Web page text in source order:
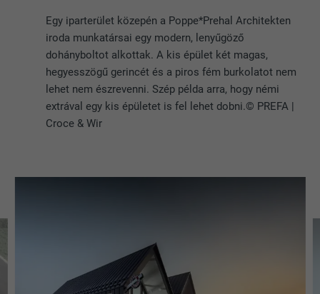
Egy iparterület közepén a Poppe*Prehal Architekten
iroda munkatársai egy modern, lenyűgöző
dohányboltot alkottak. A kis épület két magas,
hegyesszögű gerincét és a piros fém burkolatot nem
lehet nem észrevenni. Szép példa arra, hogy némi
extrával egy kis épületet is fel lehet dobni.© PREFA |
Croce & Wir